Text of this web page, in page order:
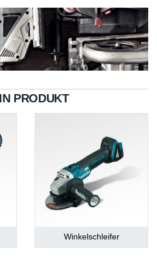
PRODUKT
Winkelschleifer